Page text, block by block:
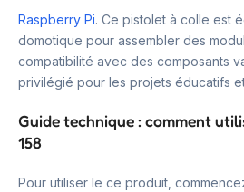
Raspberry Pi. Ce pistolet à colle est
domotique pour assembler des
compatibilité avec des composants
privilégié pour les projets éducatifs
Guide technique : comment
158
Pour utiliser le ce produit,